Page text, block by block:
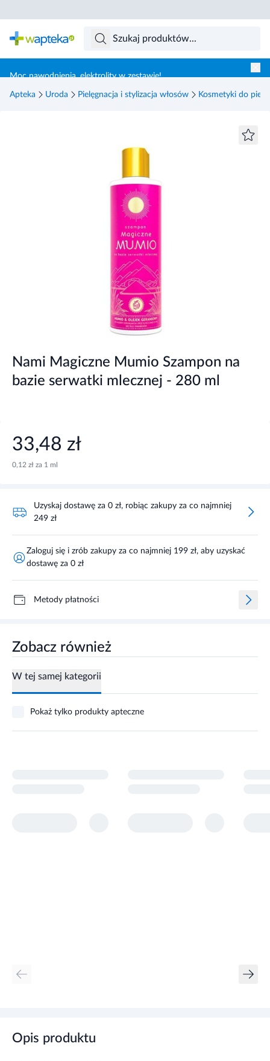
Moc nawodnienia, elektrolity w zestawie!
Apteka Uroda Pielęgnacja i stylizacja włosów Kosmetyki do
Nami Magiczne Mumio Szampon na
bazie serwatki mlecznej - 280 ml
33,48 zł
0,12 zł za 1 ml
Uzyskaj dostawę za 0 zł, robiąc zakupy za co najmniej
249 zł
Zaloguj się i zrób zakupy za co najmniej 199 zł, aby uzyskać
dostawę za 0 zł
Metody płatności
Zobacz również
W tej samej kategorii
Pokaż tylko produkty apteczne
Opis produktu